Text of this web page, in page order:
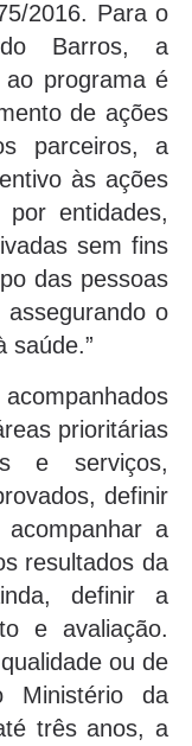
2016. Para o
Barros, a
programa é
de ações
parceiros, a
às ações
entidades,
sem fins
das pessoas
o
saúde.”
prioritárias
e serviços,
definir
a
resultados da
definir a
e avaliação.
ou de
Ministério da
três anos, a